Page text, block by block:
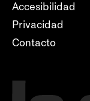
Accesibilidad
Privacidad
Contacto